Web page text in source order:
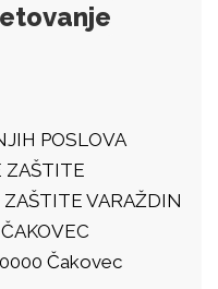
POSLOVA
ZAŠTITE
VARAŽDIN
Čakovec